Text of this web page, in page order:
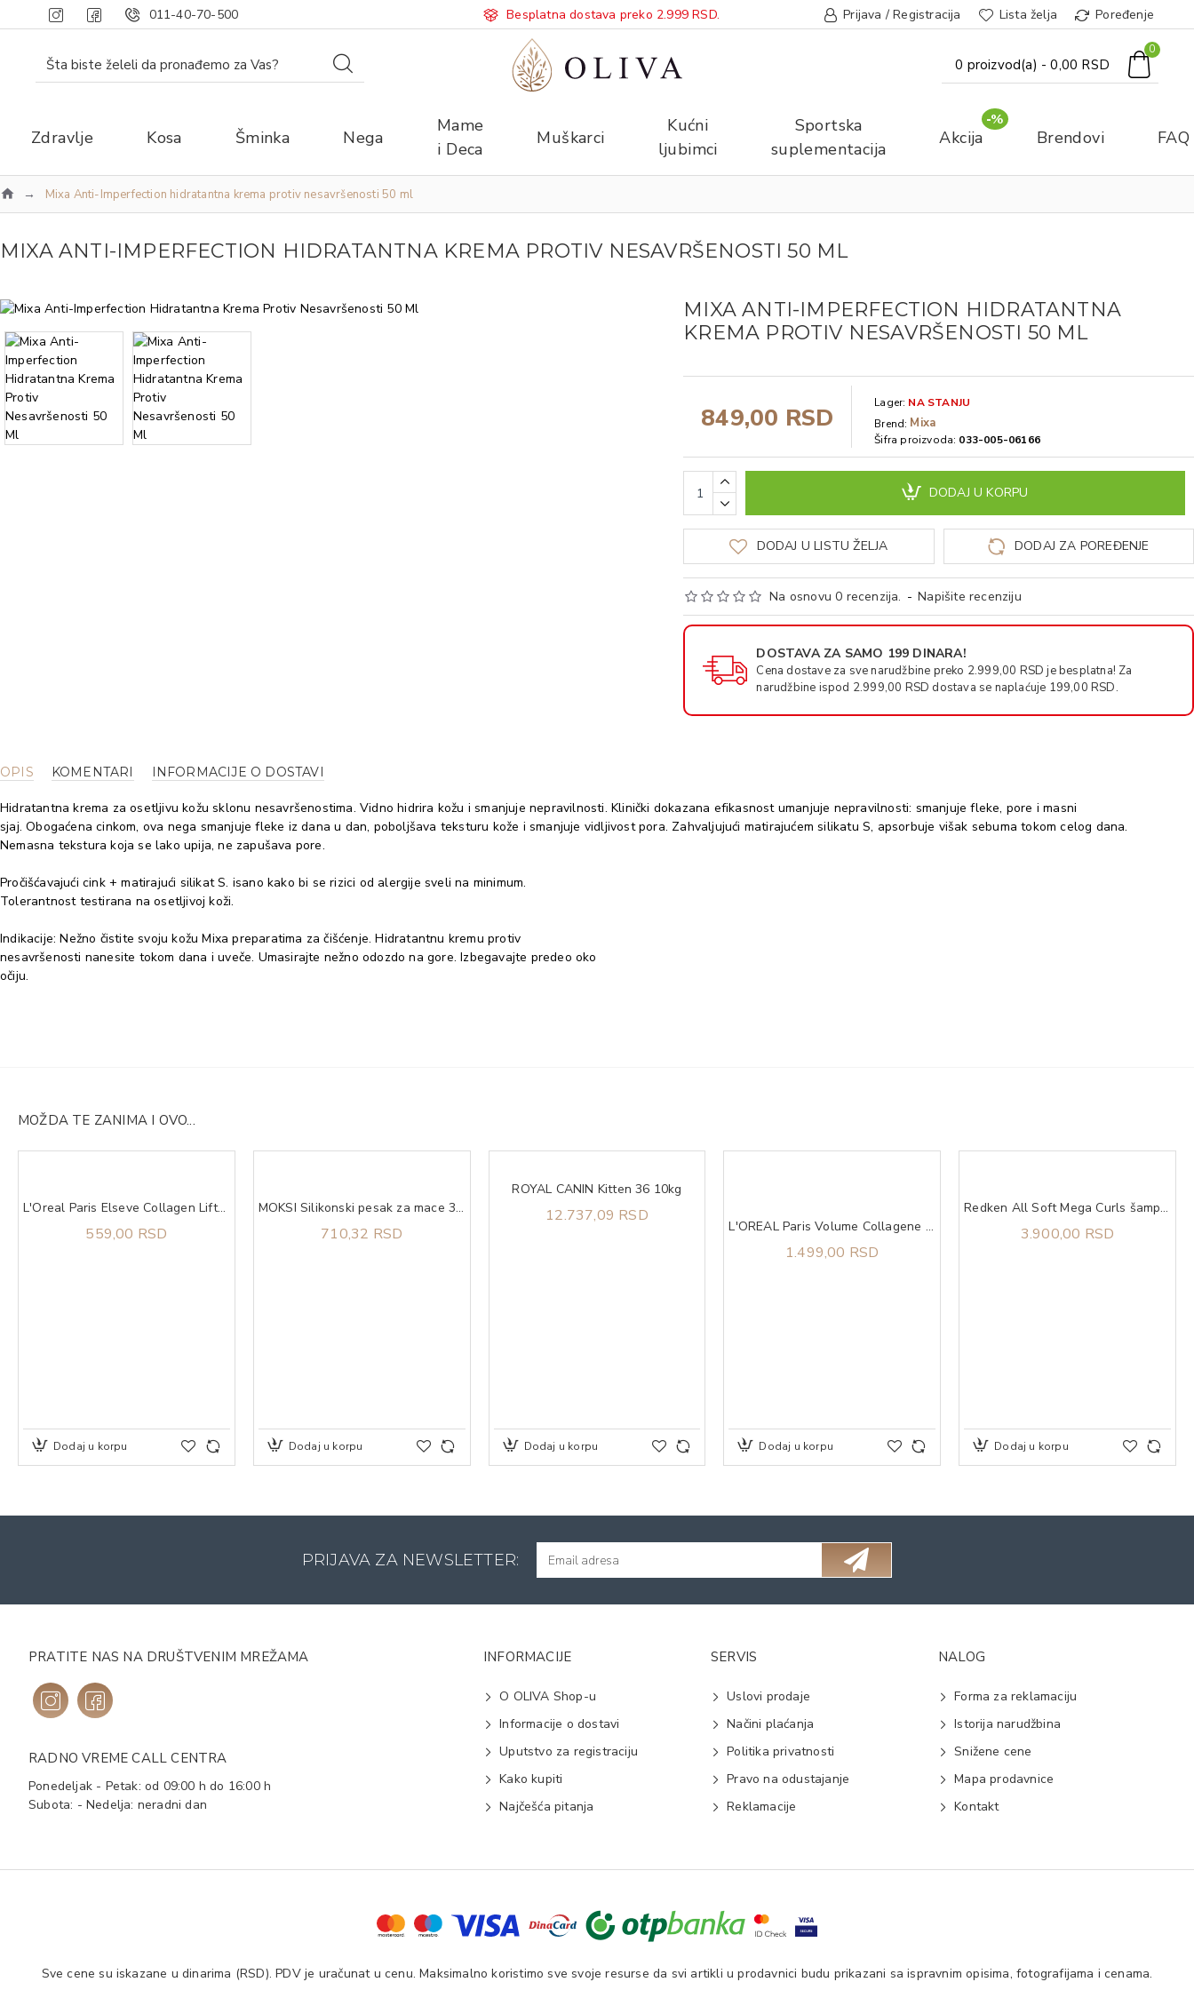
011-40-70-500 Besplatna dostava preko 2.999 RSD. Prijava / Registracija Lista želja Poređenje
0 proizvod(a) - 0,00 RSD
0
Zdravlje Kosa Šminka Nega
Mame
i Deca
Muškarci
Kućni
ljubimci
Sportska
suplementacija
Akcija
-%
Brendovi FAQ
Mixa Anti-Imperfection hidratantna krema protiv nesavršenosti 50 ml
MIXA ANTI-IMPERFECTION HIDRATANTNA KREMA PROTIV NESAVRŠENOSTI 50 ML
MIXA ANTI-IMPERFECTION HIDRATANTNA
KREMA PROTIV NESAVRŠENOSTI 50 ML
Na osnovu 0 recenzija. - Napišite recenziju
849,00 RSD Lager: NA STANJU
Brend: Mixa
Šifra proizvoda: 033-005-06166
DODAJ U KORPU
DODAJ U LISTU ŽELJA DODAJ ZA POREĐENJE
DOSTAVA ZA SAMO 199 DINARA!
Cena dostave za sve narudžbine preko 2.999,00 RSD je besplatna! Za
narudžbine ispod 2.999,00 RSD dostava se naplaćuje 199,00 RSD.
OPIS KOMENTARI INFORMACIJE O DOSTAVI
Hidratantna krema za osetljivu kožu sklonu nesavršenostima. Vidno hidrira kožu i smanjuje nepravilnosti. Klinički dokazana efikasnost umanjuje nepravilnosti: smanjuje fleke, pore i masni
sjaj. Obogaćena cinkom, ova nega smanjuje fleke iz dana u dan, poboljšava teksturu kože i smanjuje vidljivost pora. Zahvaljujući matirajućem silikatu S, apsorbuje višak sebuma tokom celog dana.
Nemasna tekstura koja se lako upija, ne zapušava pore.
Pročišćavajući cink + matirajući silikat S. isano kako bi se rizici od alergije sveli na minimum.
Tolerantnost testirana na osetljivoj koži.
Indikacije: Nežno čistite svoju kožu Mixa preparatima za čišćenje. Hidratantnu kremu protiv
nesavršenosti nanesite tokom dana i uveče. Umasirajte nežno odozdo na gore. Izbegavajte predeo oko
očiju.
MOŽDA TE ZANIMA I OVO...
L'Oreal Paris Elseve Collagen Lifter regenerator za kosu 250 ml
559,00 RSD
Dodaj u korpu
MOKSI Silikonski pesak za mace 3.8l
710,32 RSD
Dodaj u korpu
ROYAL CANIN Kitten 36 10kg
12.737,09 RSD
Dodaj u korpu
L'OREAL Paris Volume Collagene Million Lashes Extra Black Maskara
1.499,00 RSD
Dodaj u korpu
Redken All Soft Mega Curls šampon 300 ml
3.900,00 RSD
Dodaj u korpu
PRIJAVA ZA NEWSLETTER:
PRATITE NAS NA DRUŠTVENIM MREŽAMA
RADNO VREME CALL CENTRA
Ponedeljak - Petak: od 09:00 h do 16:00 h
Subota: - Nedelja: neradni dan
INFORMACIJE
O OLIVA Shop-u
Informacije o dostavi
Uputstvo za registraciju
Kako kupiti
Najčešća pitanja
SERVIS
Uslovi prodaje
Načini plaćanja
Politika privatnosti
Pravo na odustajanje
Reklamacije
NALOG
Forma za reklamaciju
Istorija narudžbina
Snižene cene
Mapa prodavnice
Kontakt
Sve cene su iskazane u dinarima (RSD). PDV je uračunat u cenu. Maksimalno koristimo sve svoje resurse da svi artikli u prodavnici budu prikazani sa ispravnim opisima, fotografijama i cenama.